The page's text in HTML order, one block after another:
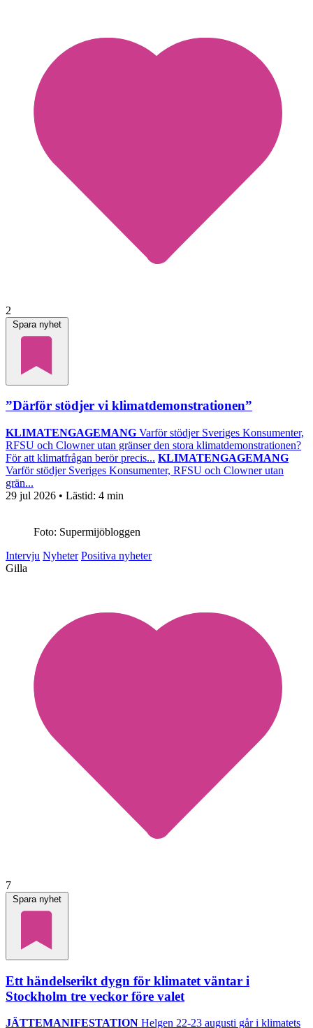
2
Spara nyhet
”Därför stödjer vi klimatdemonstrationen”
KLIMATENGAGEMANG Varför stödjer Sveriges Konsumenter,
RFSU och Clowner utan gränser den stora klimatdemonstrationen?
För att klimatfrågan berör precis... KLIMATENGAGEMANG
Varför stödjer Sveriges Konsumenter, RFSU och Clowner utan
grän...
29 jul 2026 • Lästid: 4 min
Foto: Supermijöbloggen
Intervju Nyheter Positiva nyheter
Gilla
7
Spara nyhet
Ett händelserikt dygn för klimatet väntar i
Stockholm tre veckor före valet
JÄTTEMANIFESTATION Helgen 22-23 augusti går i klimatets